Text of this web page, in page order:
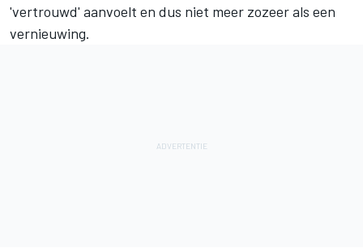
'vertrouwd' aanvoelt en dus niet meer zozeer als een
vernieuwing.